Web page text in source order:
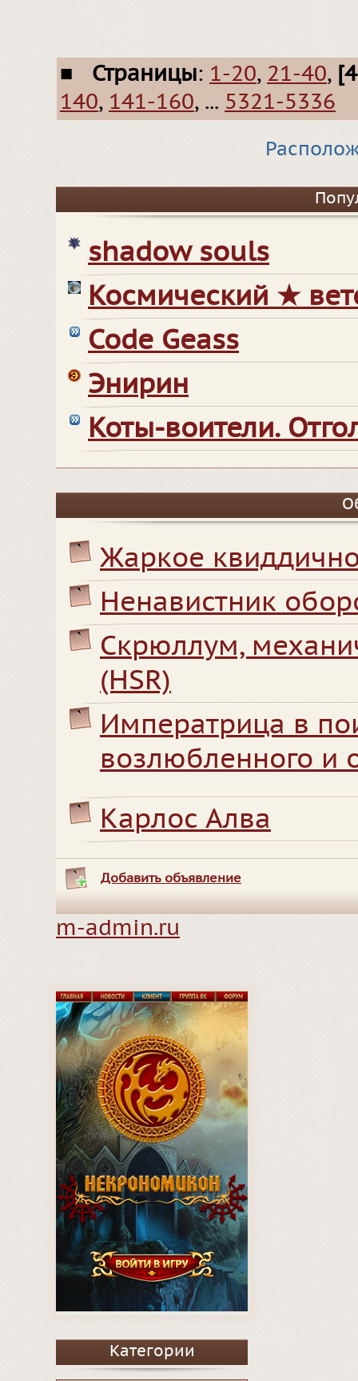
■ Страницы: 1-20, 21-40,
140, 141-160, ... 5321-5336
shadow souls
Космический ★
Code Geass
Энирин
Коты-воители.
Жаркое
Ненавистник
Скрюллум,
(HSR)
Императрица в
возлюбленного и
Карлос Алва
Добавить объявление
m-admin.ru
Категории